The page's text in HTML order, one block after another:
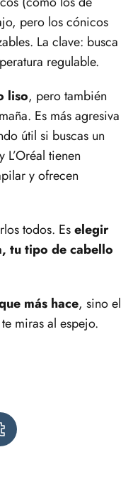
pero los cónicos
La clave: busca
regulable.
liso, pero también
Es más agresiva
útil si buscas un
tienen
y ofrecen
todos. Eselegir
tu tipo de cabello
más hace, sino el
miras al espejo.